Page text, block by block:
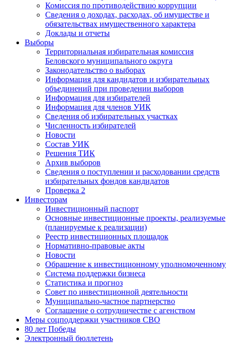
Комиссия по противодействию коррупции
Сведения о доходах, расходах, об имуществе и
обязательствах имущественного характера
Доклады и отчеты
Выборы
Территориальная избирательная комиссия
Беловского муниципального округа
Законодательство о выборах
Информация для кандидатов и избирательных
объединений при проведении выборов
Информация для избирателей
Информация для членов УИК
Сведения об избирательных участках
Численность избирателей
Новости
Состав УИК
Решения ТИК
Архив выборов
Сведения о поступлении и расходовании средств
избирательных фондов кандидатов
Проверка 2
Инвесторам
Инвестиционный паспорт
Основные инвестиционные проекты, реализуемые
(планируемые к реализации)
Реестр инвестиционных площадок
Нормативно-правовые акты
Новости
Обращение к инвестиционному уполномоченному
Система поддержки бизнеса
Статистика и прогноз
Совет по инвестиционной деятельности
Муниципально-частное партнерство
Соглашение о сотрудничестве с агенством
Меры соцподдержки участников СВО
80 лет Победы
Электронный бюллетень